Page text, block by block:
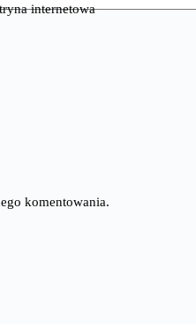
internetowa
komentowania.